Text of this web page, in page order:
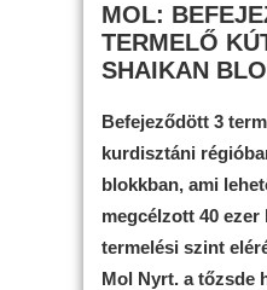
MOL:
TERMELŐ
SHAIKAN
Befejeződött 3
kurdisztáni
blokkban, ami
megcélzott 40
termelési szint
Mol Nyrt. a tőzsde